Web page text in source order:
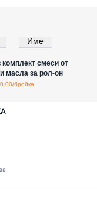
Име
за цени на едро
комплект смеси от
масла за рол-он
бройка